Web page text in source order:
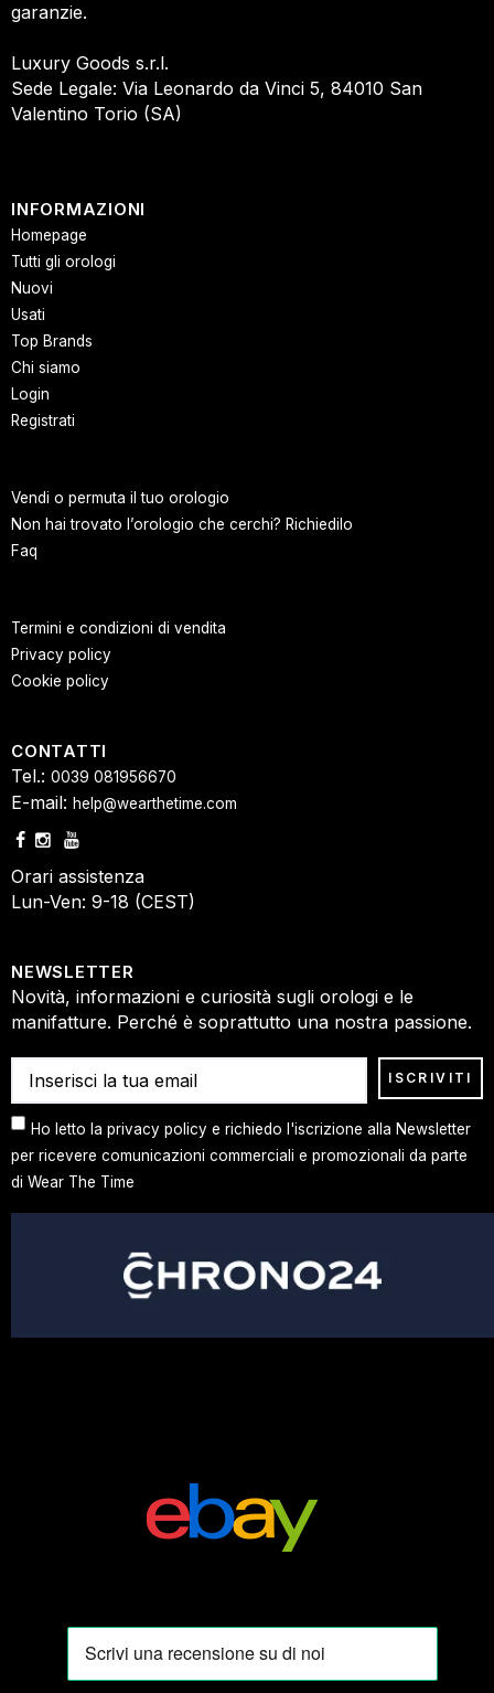
garanzie.
Luxury Goods s.r.l.
Sede Legale: Via Leonardo da Vinci 5, 84010 San
Valentino Torio (SA)
INFORMAZIONI
Homepage
Tutti gli orologi
Nuovi
Usati
Top Brands
Chi siamo
Login
Registrati
Vendi o permuta il tuo orologio
Non hai trovato l’orologio che cerchi? Richiedilo
Faq
Termini e condizioni di vendita
Privacy policy
Cookie policy
CONTATTI
Tel.: 0039 081956670
E-mail: help@wearthetime.com
Orari assistenza
Lun-Ven: 9-18 (CEST)
NEWSLETTER
Novità, informazioni e curiosità sugli orologi e le
manifatture. Perché è soprattutto una nostra passione.
Ho letto la privacy policy e richiedo l'iscrizione alla Newsletter
per ricevere comunicazioni commerciali e promozionali da parte
di Wear The Time